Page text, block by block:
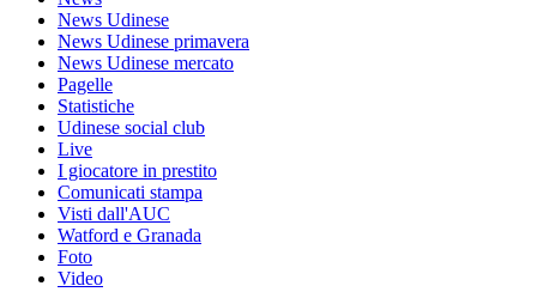
News Udinese
News Udinese primavera
News Udinese mercato
Pagelle
Statistiche
Udinese social club
Live
I giocatore in prestito
Comunicati stampa
Visti dall'AUC
Watford e Granada
Foto
Video